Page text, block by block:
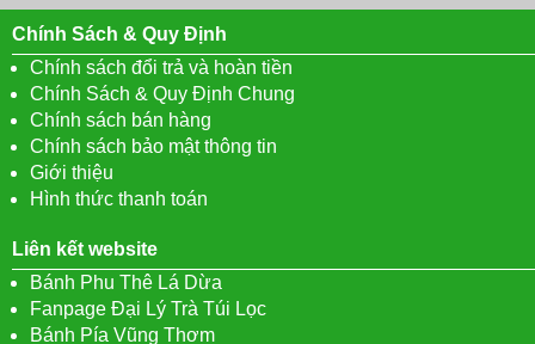
Chính Sách & Quy Định
Chính sách đổi trả và hoàn tiền
Chính Sách & Quy Định Chung
Chính sách bán hàng
Chính sách bảo mật thông tin
Giới thiệu
Hình thức thanh toán
Liên kết website
Bánh Phu Thê Lá Dừa
Fanpage Đại Lý Trà Túi Lọc
Bánh Pía Vũng Thơm